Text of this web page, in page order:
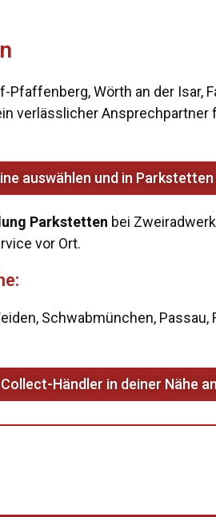
Pfaffenberg, Wörth an der
verlässlicher
auswählen und in Parkstetten
Parkstetten bei
vor Ort.
Schwabmünchen, Passau,
Händler in deiner Nähe